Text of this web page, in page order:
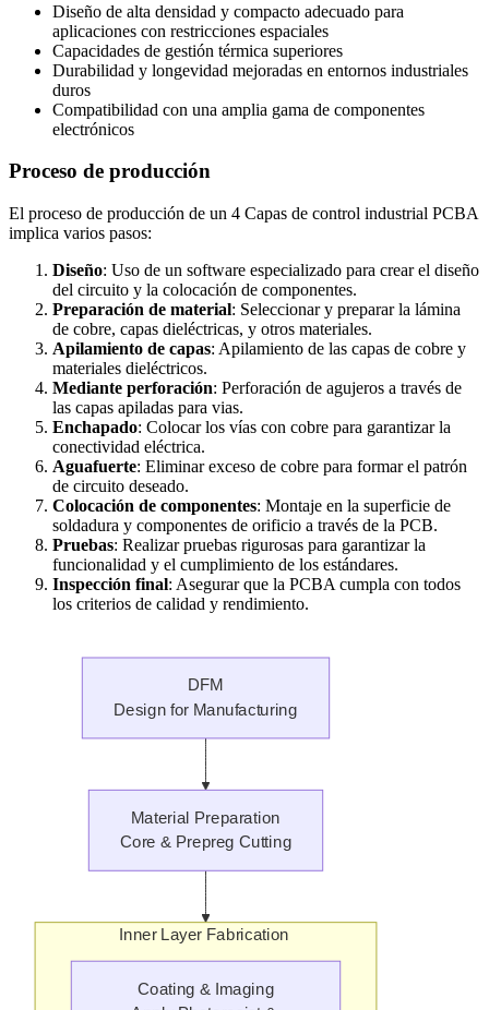
Diseño de alta densidad y compacto adecuado para
aplicaciones con restricciones espaciales
Capacidades de gestión térmica superiores
Durabilidad y longevidad mejoradas en entornos industriales
duros
Compatibilidad con una amplia gama de componentes
electrónicos
Proceso de producción
El proceso de producción de un 4 Capas de control industrial PCBA
implica varios pasos:
Diseño: Uso de un software especializado para crear el diseño
del circuito y la colocación de componentes.
Preparación de material: Seleccionar y preparar la lámina
de cobre, capas dieléctricas, y otros materiales.
Apilamiento de capas: Apilamiento de las capas de cobre y
materiales dieléctricos.
Mediante perforación: Perforación de agujeros a través de
las capas apiladas para vias.
Enchapado: Colocar los vías con cobre para garantizar la
conectividad eléctrica.
Aguafuerte: Eliminar exceso de cobre para formar el patrón
de circuito deseado.
Colocación de componentes: Montaje en la superficie de
soldadura y componentes de orificio a través de la PCB.
Pruebas: Realizar pruebas rigurosas para garantizar la
funcionalidad y el cumplimiento de los estándares.
Inspección final: Asegurar que la PCBA cumpla con todos
los criterios de calidad y rendimiento.